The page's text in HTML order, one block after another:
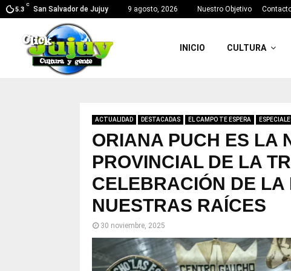
5.3
C
San Salvador de Jujuy 9 agosto, 2026 Nuestro Objetivo
INICIO CULTURA
ACTUALIDAD DESTACADAS EL CAMPO TE ESPERA
ORIANA PUCH ES LA
PROVINCIAL DE LA
CELEBRACIÓN DE LA
NUESTRAS RAÍCES
30 noviembre, 2025